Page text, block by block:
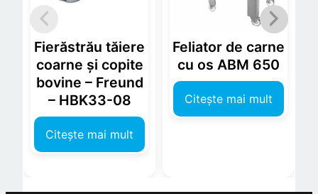
Fierăstrău tăiere
coarne și copite
bovine – Freund
– HBK33-08
Citește mai mult
Feliator de carne
cu os ABM 650
Citește mai mult